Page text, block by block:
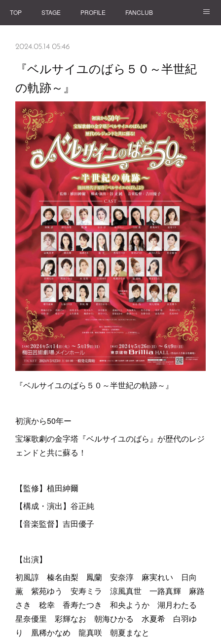
TOP STAGE PROFILE FANCLUB
2024.05.14 05:46
『ベルサイユのばら５０～半世紀
の軌跡～』
『ベルサイユのばら５０～半世紀の軌跡～』
初演から50年ー
宝塚歌劇の金字塔『ベルサイユのばら』が歴代のレジ
ェンドと共に蘇る！
【監修】植田紳爾
【構成・演出】谷正純
【音楽監督】吉田優子
【出演】
初風諄 榛名由梨 鳳蘭 安奈淳 麻実れい 日向
薫 紫苑ゆう 安寿ミラ 涼風真世 一路真輝 麻路
さき 稔幸 香寿たつき 和央ようか 湖月わたる
星奈優里 彩輝なお 朝海ひかる 水夏希 白羽ゆ
り 凰稀かなめ 龍真咲 朝夏まなと